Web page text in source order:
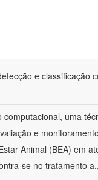
e classificação
uma
e
Animal (BEA) em
se no tratamento a